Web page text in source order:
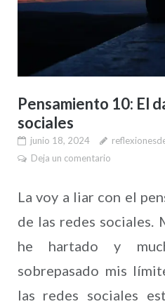
Pensamiento 10: El
sociales
junio 18, 2024
Deja un comentario
La voy a liar con el
de las redes sociales.
he hartado y
sobrepasado mis
las redes sociales